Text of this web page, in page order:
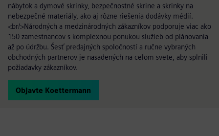
nábytok a dymové skrinky, bezpečnostné skrine a skrinky na
nebezpečné materiály, ako aj rôzne riešenia dodávky médií.
<br/>Národných a medzinárodných zákazníkov podporuje viac ako
150 zamestnancov s komplexnou ponukou služieb od plánovania
až po údržbu. Šesť predajných spoločností a ručne vybraných
obchodných partnerov je nasadených na celom svete, aby splnili
požiadavky zákazníkov.
Objavte Koettermann